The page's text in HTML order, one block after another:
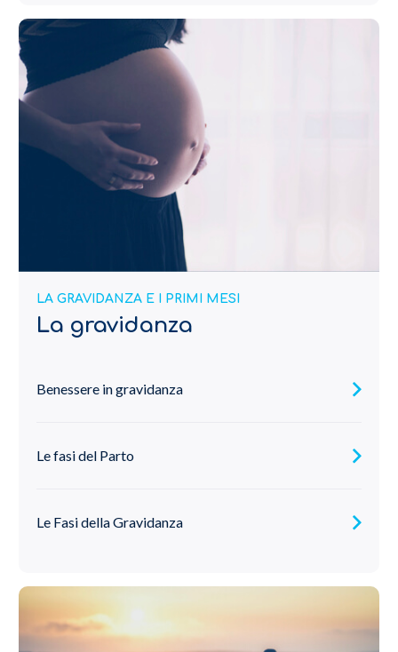
LA GRAVIDANZA E I PRIMI MESI
La gravidanza
Benessere in gravidanza
Le fasi del Parto
Le Fasi della Gravidanza